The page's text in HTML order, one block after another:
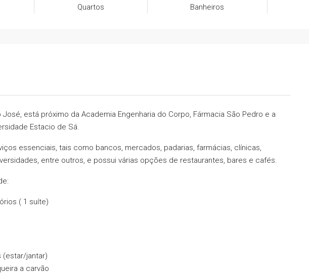
Quartos
Banheiros
José, está próximo da Academia Engenharia do Corpo, Fármacia São Pedro e a
Estacio de Sá.
essenciais, tais como bancos, mercados, padarias, farmácias, clínicas,
entre outros, e possui várias opções de restaurantes, bares e cafés.
( 1 suíte)
(estar/jantar)
a carvão